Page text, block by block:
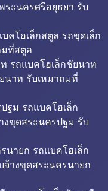
ระนครศรีอยุธยา รับ
คโฮเล็กสตูล รถขุดเล็ก
มที่สตูล
รถแบคโฮเล็กชัยนาท
นาท รับเหมาถมที่
ฐม รถแบคโฮเล็ก
งขุดสระนครปฐม รับ
นายก รถแบคโฮเล็ก
างขุดสระนครนายก